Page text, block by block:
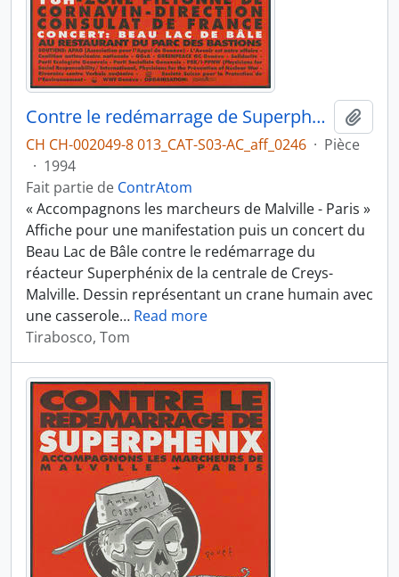
Contre le redémarrage de Superphénix
CH CH-002049-8 013_CAT-S03-AC_aff_0246 · Pièce
· 1994
Fait partie de ContrAtom
« Accompagnons les marcheurs de Malville - Paris »
Affiche pour une manifestation puis un concert du
Beau Lac de Bâle contre le redémarrage du
réacteur Superphénix de la centrale de Creys-
Malville. Dessin représentant un crane humain avec
une casserole… Read more
Tirabosco, Tom